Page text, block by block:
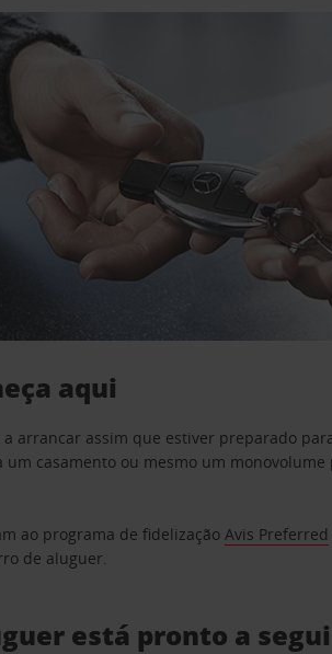
aqui
arrancar assim que estiver preparado
um casamento ou mesmo um
ao programa de fidelizaçãoAvis Preferred
de aluguer.
está pronto a